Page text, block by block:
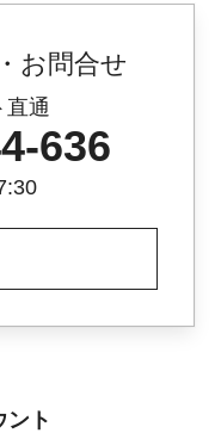
お問合せ
直通
636
ント